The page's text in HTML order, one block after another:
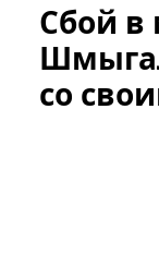
Сбой в
со